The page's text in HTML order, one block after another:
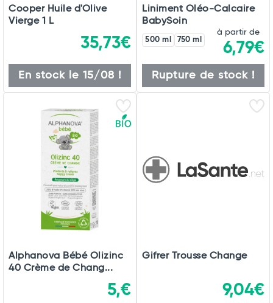
Cooper Huile d'Olive
Vierge 1 L
35,73€
En stock le 15/08 !
Liniment Oléo-Calcaire
BabySoin
500 ml 750 ml
à partir de
6,79€
Rupture de stock !
Alphanova Bébé Olizinc
40 Crème de Chang...
5,€
Gifrer Trousse Change
9,04€